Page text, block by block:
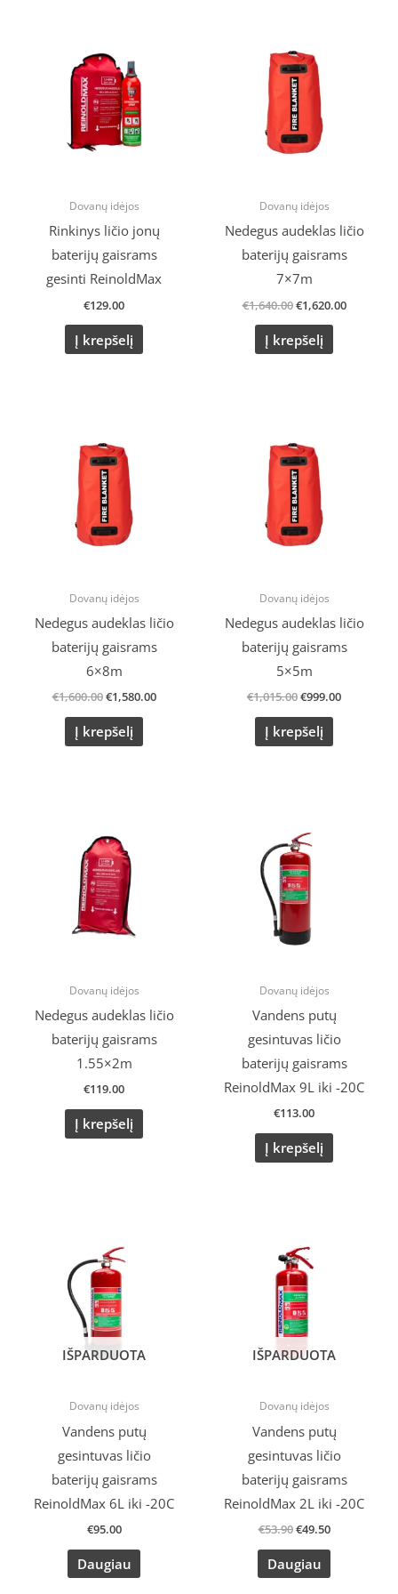
Dovanų idėjos
Rinkinys ličio jonų
baterijų gaisrams
gesinti ReinoldMax
€129.00
Į krepšelį
Dovanų idėjos
Nedegus audeklas ličio
baterijų gaisrams
7×7m
€1,640.00
was:
€1,640.00.
€1,620.00
Į krepšelį
Dovanų idėjos
Nedegus audeklas ličio
baterijų gaisrams
6×8m
€1,600.00
was:
€1,600.00.
€1,580.00
Į krepšelį
Dovanų idėjos
Nedegus audeklas ličio
baterijų gaisrams
5×5m
€1,015.00
was:
€1,015.00.
€999.00
Į krepšelį
Dovanų idėjos
Nedegus audeklas ličio
baterijų gaisrams
1.55×2m
€119.00
Į krepšelį
Dovanų idėjos
Vandens putų
gesintuvas ličio
baterijų gaisrams
ReinoldMax 9L iki -20C
€113.00
Į krepšelį
IŠPARDUOTA
Dovanų idėjos
Vandens putų
gesintuvas ličio
baterijų gaisrams
ReinoldMax 6L iki -20C
€95.00
Daugiau
IŠPARDUOTA
Dovanų idėjos
Vandens putų
gesintuvas ličio
baterijų gaisrams
ReinoldMax 2L iki -20C
€53.90
was:
€53.90.
€49.50
Daugiau